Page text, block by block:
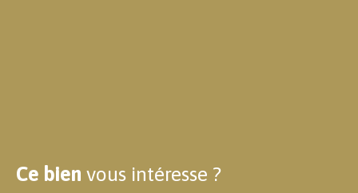
Ce bien vous intéresse ?